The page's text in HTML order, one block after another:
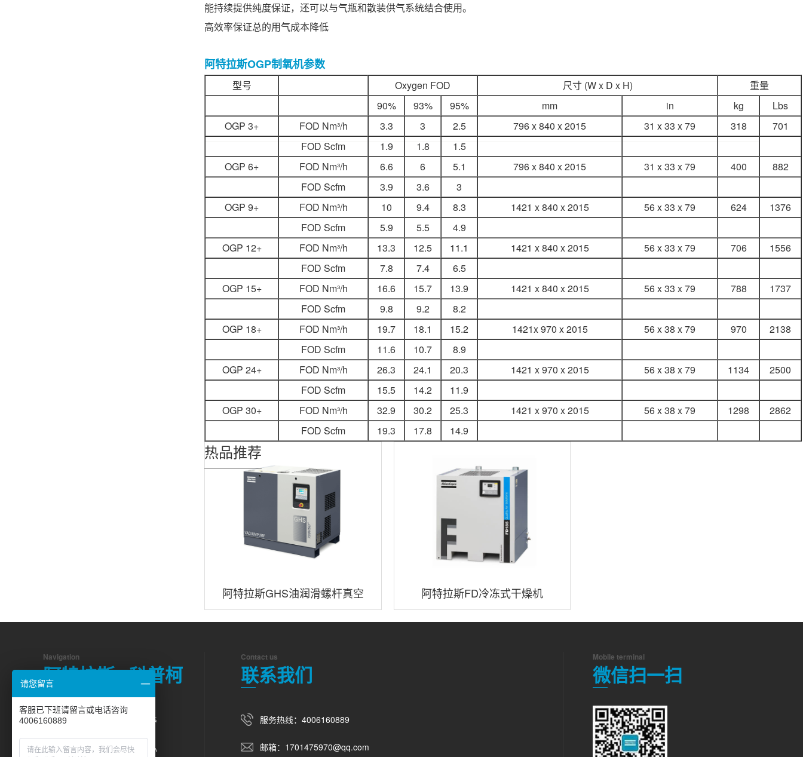
能持续提供纯度保证，还可以与气瓶和散装供气系统结合使用。
高效率保证总的用气成本降低
阿特拉斯OGP制氧机参数
型号 Oxygen FOD 尺寸 (W x D x H)
重量
90%
93% 95% mm in kg
Lbs
OGP 3+
FOD Nm³/h 3.3 3 2.5 796 x 840 x 2015 31 x 33 x 79 318
701
FOD Scfm
1.9 1.8
1.5
OGP 6+
FOD Nm³/h 6.6 6 5.1 796 x 840 x 2015 31 x 33 x 79 400
882
FOD Scfm
3.9 3.6
3
OGP 9+
FOD Nm³/h 10 9.4 8.3 1421 x 840 x 2015 56 x 33 x 79 624
1376
FOD Scfm
5.9 5.5
4.9
OGP 12+
FOD Nm³/h 13.3 12.5 11.1 1421 x 840 x 2015 56 x 33 x 79 706
1556
FOD Scfm
7.8 7.4
6.5
OGP 15+
FOD Nm³/h 16.6 15.7 13.9 1421 x 840 x 2015 56 x 33 x 79 788
1737
FOD Scfm
9.8 9.2
8.2
OGP 18+
FOD Nm³/h 19.7 18.1 15.2 1421x 970 x 2015 56 x 38 x 79 970
2138
FOD Scfm
11.6 10.7
8.9
OGP 24+
FOD Nm³/h 26.3 24.1 20.3 1421 x 970 x 2015 56 x 38 x 79 1134
2500
FOD Scfm
15.5 14.2
11.9
OGP 30+
FOD Nm³/h 32.9 30.2 25.3 1421 x 970 x 2015 56 x 38 x 79 1298
2862
FOD Scfm
19.3 17.8 14.9
热品推荐
阿特拉斯GHS油润滑螺杆真空
泵
阿特拉斯FD冷冻式干燥机
Navigation
阿特拉斯 · 科普柯
空压机 维修保养
产品中心 资讯中心
Contact us
联系我们
服务热线：4006160889
邮箱：1701475970@qq.com
Mobile terminal
微信扫一扫
请您留言
客服已下班请留言或电话咨询
4006160889